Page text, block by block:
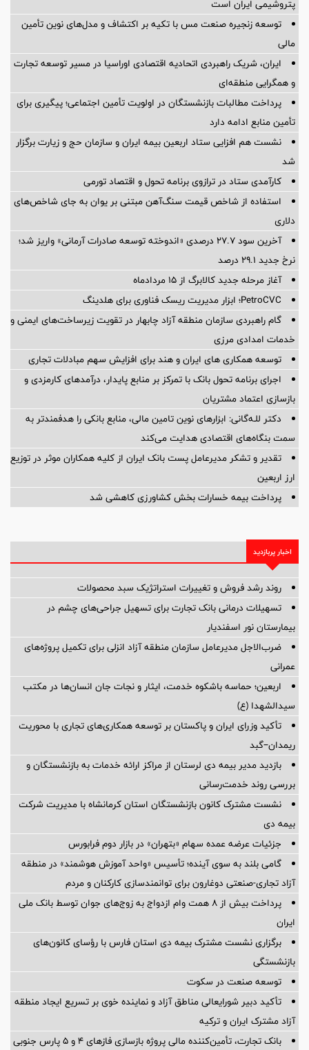
پتروشیمی ایران است
توسعه زنجیره صنعت مس با تکیه بر اکتشاف و مدل‌های نوین تأمین
مالی
ایران، شریک راهبردی اتحادیه اقتصادی اوراسیا در مسیر توسعه تجارت
و همگرایی منطقه‌ای
پرداخت مطالبات بازنشستگان در اولویت تأمین اجتماعی؛ پیگیری برای
تأمین منابع ادامه دارد
نشست هم افزایی ستاد اربعین بیمه ایران و سازمان حج و زیارت برگزار
شد
کارآمدی ستاد در ترازوی برنامه تحول و اقتصاد تورمی
استفاده از شاخص قیمت سنگ‌آهن مبتنی بر یوان به جای شاخص‌های
دلاری
آخرین سود ۲۷.۷ درصدی «اندوخته توسعه صادرات آرمانی» واریز شد؛
نرخ جدید ۲۹.۱ درصد
آغاز مرحله جدید کالابرگ از ۱۵ مردادماه
PetroCVC؛ ابزار مدیریت ریسک فناوری برای هلدینگ
گام راهبردی سازمان منطقه آزاد چابهار در تقویت زیرساخت‌های ایمنی و
خدمات امدادی مرزی
توسعه همکاری های ایران و هند برای افزایش سهم مبادلات تجاری
اجرای برنامه تحول بانک با تمرکز بر منابع پایدار، درآمدهای کارمزدی و
بازسازی اعتماد مشتریان
دکتر للـه‌گانی: ابزارهای نوین تامین مالی، منابع بانکی را هدفمندتر به
سمت بنگاه‌های اقتصادی هدایت می‌کند
تقدیر و تشکر مدیرعامل پست بانک ایران از کلیه همکاران موثر در توزیع
ارز اربعین
پرداخت بیمه خسارات بخش کشاورزی کاهشی شد
اخبار پربازدید
روند رشد فروش و تغییرات استراتژیک سبد محصولات
تسهیلات درمانی بانک تجارت برای تسهیل جراحی‌های چشم در
بیمارستان نور اسفندیار
ضرب‌الاجل مدیرعامل سازمان منطقه آزاد انزلی برای تكمیل پروژه‌های
عمرانی
اربعین؛ حماسه باشکوه خدمت، ایثار و نجات جان انسان‌ها در مکتب
سیدالشهدا (ع)
تأکید وزرای ایران و پاکستان بر توسعه همکاری‌های تجاری با محوریت
ریمدان–گبد
بازدید مدیر بیمه دی لرستان از مراکز ارائه خدمات به بازنشستگان و
بررسی روند خدمت‌رسانی
نشست مشترک کانون بازنشستگان استان کرمانشاه با مدیریت شرکت
بیمه دی
جزئیات عرضه عمده سهام «بتهران» در بازار دوم فرابورس
گامی بلند به سوی آینده؛ تأسیس «واحد آموزش هوشمند» در منطقه
آزاد تجاری-صنعتی دوغارون برای توانمندسازی کارکنان و مردم
پرداخت بیش از ۸ همت وام ازدواج به زوج‌های جوان توسط بانک ملی
ایران
برگزاری نشست مشترک بیمه دی استان فارس با رؤسای کانون‌های
بازنشستگی
توسعه صنعت در سکوت
تأکید دبیر شورایعالی مناطق آزاد و نماینده خوی بر تسریع ایجاد منطقه
آزاد مشترک ایران و ترکیه
بانک تجارت، تأمین‌کننده مالی پروژه بازسازی فازهای ۴ و ۵ پارس جنوبی